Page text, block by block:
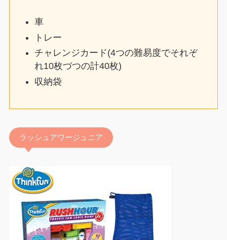
車
トレー
チャレンジカード(4つの難易度でそれぞ
れ10枚づつの計40枚)
収納袋
ラッシュアワージュニア